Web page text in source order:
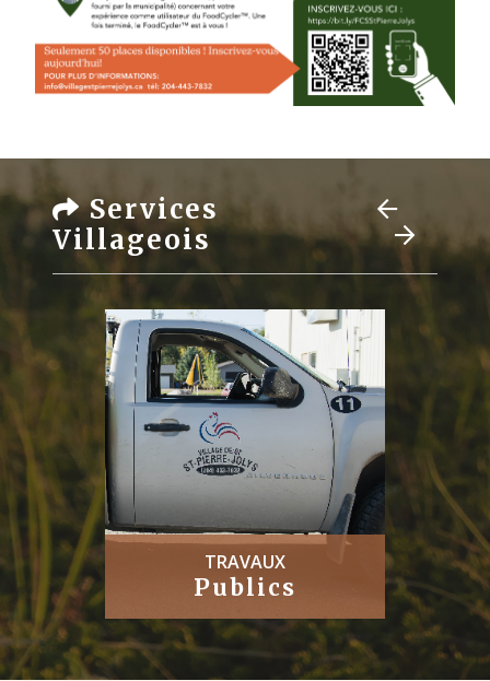
Services
Villageois
TRAVAUX
Publics